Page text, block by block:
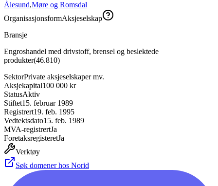
Ålesund,Møre og Romsdal
OrganisasjonsformAksjeselskap
Bransje
Engroshandel med drivstoff, brensel og beslektede
produkter(46.810)
SektorPrivate aksjeselskaper mv.
Aksjekapital100 000 kr
StatusAktiv
Stiftet15. februar 1989
Registrert19. feb. 1995
Vedtektsdato15. feb. 1989
MVA-registrertJa
ForetaksregisteretJa
Verktøy
Søk domener hos Norid